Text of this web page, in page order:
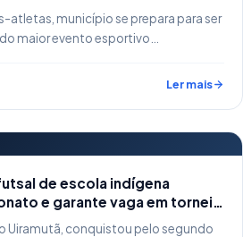
atletas, município se prepara para ser
maior evento esportivo…
Ler mais
de escola indígena
e garante vaga em torneio
Uiramutã, conquistou pelo segundo